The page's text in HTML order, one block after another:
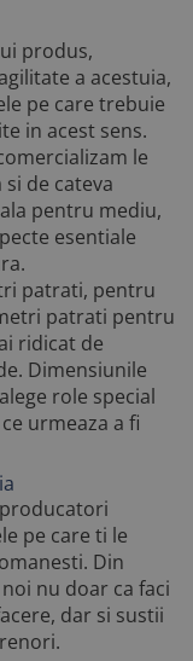
produs,
a acestuia,
pe care trebuie
in acest sens.
le
de cateva
pentru mediu,
esentiale
patrati, pentru
patrati pentru
ridicat de
Dimensiunile
role special
urmeaza a fi
pe care ti le
Din
nu doar ca faci
dar si sustii